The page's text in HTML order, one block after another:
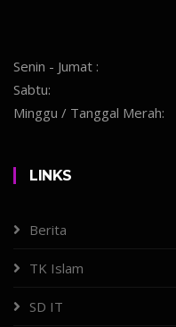
Senin - Jumat :
Sabtu:
Minggu / Tanggal Merah:
LINKS
Berita
TK Islam
SD IT